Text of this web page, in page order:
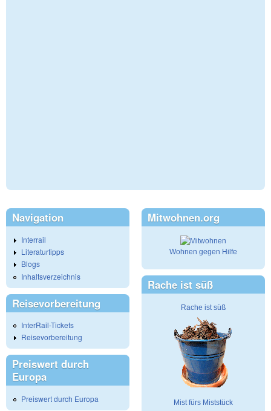
Navigation
Interrail
Literaturtipps
Blogs
Inhaltsverzeichnis
Reisevorbereitung
InterRail-Tickets
Reisevorbereitung
Preiswert durch
Europa
Preiswert durch Europa
Mitwohnen.org
Wohnen gegen Hilfe
Rache ist süß
Rache ist süß
Mist fürs Miststück